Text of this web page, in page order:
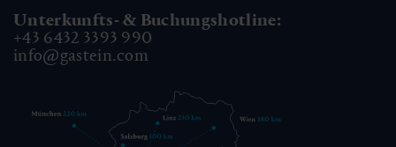
Unterkunfts- & Buchungshotline:
+43 6432 3393 990
info@gastein.com